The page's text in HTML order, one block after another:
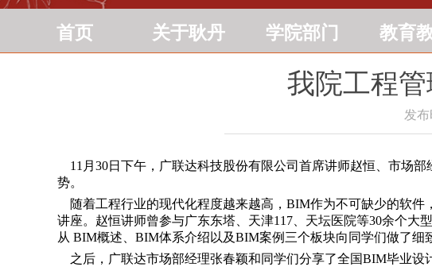
首页 关于耿丹 学院部门 教育
我院工程
发布
11月30日下午，广联达科技股份有限公司首席讲师赵恒、市场
势。
随着工程行业的现代化程度越来越高，BIM作为不可缺少的软件
讲座。赵恒讲师曾参与广东东塔、天津117、天坛医院等30余个
从 BIM概述、BIM体系介绍以及BIM案例三个板块向同学们做了细
之后，广联达市场部经理张春颖和同学们分享了全国BIM毕业设